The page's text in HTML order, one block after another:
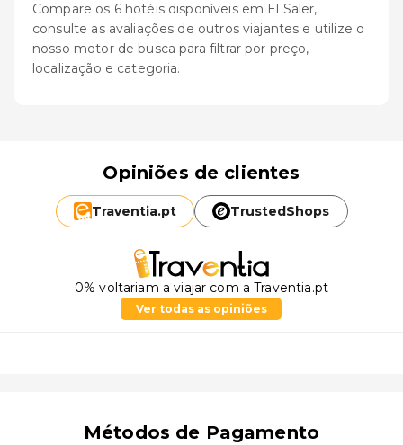
Compare os 6 hotéis disponíveis em El Saler,
consulte as avaliações de outros viajantes e utilize o
nosso motor de busca para filtrar por preço,
localização e categoria.
Opiniões de clientes
Traventia.pt TrustedShops
0% voltariam a viajar com a Traventia.pt
Ver todas as opiniões
Métodos de Pagamento